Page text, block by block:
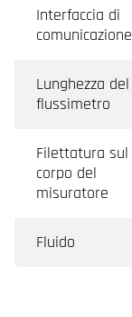
Interfaccia di
comunicazione
Lunghezza del
flussimetro
Filettatura sul
corpo del
misuratore
Fluido